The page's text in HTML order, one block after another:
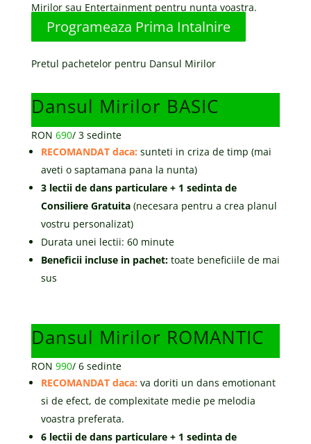
Mirilor sau Entertainment pentru nunta voastra.
Programeaza Prima Intalnire
Pretul pachetelor pentru Dansul Mirilor
Dansul Mirilor BASIC
RON 690/3 sedinte
RECOMANDAT daca: sunteti in criza de timp (mai
aveti o saptamana pana la nunta)
3 lectii de dans particulare + 1 sedinta de
Consiliere Gratuita (necesara pentru a crea planul
vostru personalizat)
Durata unei lectii: 60 minute
Beneficii incluse in pachet:toate beneficiile de mai
sus
Dansul Mirilor ROMANTIC
RON 990/6 sedinte
RECOMANDAT daca: va doriti un dans emotionant
si de efect, de complexitate medie pe melodia
voastra preferata.
6 lectii de dans particulare + 1 sedinta de